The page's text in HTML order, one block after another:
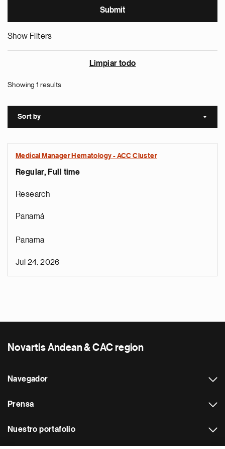
Show Filters
Limpiar todo
Showing 1 results
Sort by Sort
Medical Manager Hematology - ACC Cluster
Regular, Full time
Research
Panamá
Panama
Jul 24, 2026
Novartis Andean & CAC region
Navegador
Prensa
Nuestro portafolio